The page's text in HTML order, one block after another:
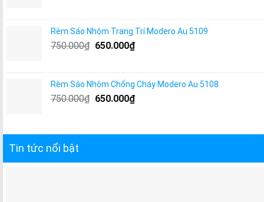
Rèm Sáo Nhôm Trang Trí Modero Au 5109
750.000₫ 650.000₫
Rèm Sáo Nhôm Chống Cháy Modero Au 5108
750.000₫ 650.000₫
Tin tức nổi bật